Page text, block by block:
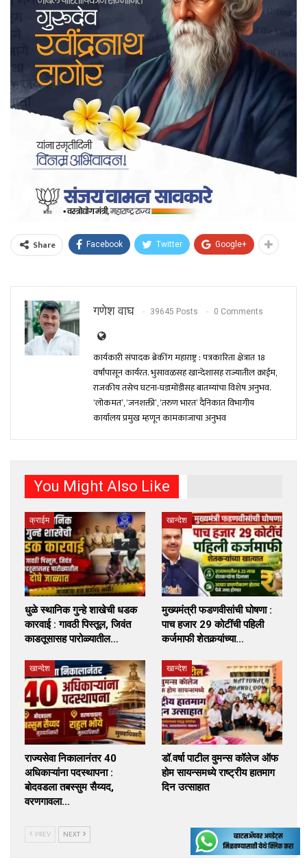
Share Facebook Twitter Google+
गणेश वाघ 39645 Posts 0 Comments
कार्यकारी संपादक ब्रेकींग महाराष्ट्र : पत्रकारिता क्षेत्रात 18
वर्षांपासून कार्यरत. भुसावळसह खान्देशासह राज्यातील क्राईम,
राजकीय तसेच घटना-घडामोंडीसह बातम्यांचा विशेष अनुभव.
‘लोकमत’, ‘जनशक्ती’, ‘तरुण भारत’ दैनिकात विभागीय
कार्यालय प्रमुख म्हणून कामकाजाचा अनुभव
You Might Also Like
क्राईम
धुळे स्थानिक गुन्हे शाखेची धडक
कारवाई : गावठी पिस्तूल, जिवंत
काडतूसासह पारोळ्यातील…
खान्देश
मुख्यमंत्री फडणवीसांची घोषणा :
पाच हजार 29 कोटींची पहिली
कर्जमाफी शेतकर्‍यांच्या…
खान्देश
राज्यसेवा निकालानंतर 40
अधिकाऱ्यांना पदस्थापना :
बोदवडला तबस्सुम सैय्यद,
वरणगावला…
खान्देश
डॉ.वर्षा पाटील वुमन्स कॉलेज ऑफ
होम सायन्समध्ये राष्ट्रीय हातमाग
दिन उत्साहात
PREV NEXT